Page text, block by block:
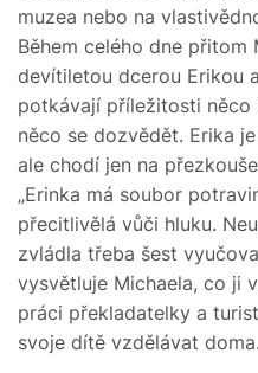
muzea nebo na
Během celého dne přitom
devítiletou dcerou Erikou
potkávají příležitosti
něco se dozvědět. Erika
ale chodí jen na
„Erinka má soubor
přecitlivělá vůči hluku.
zvládla třeba šest
vysvětluje Michaela, co ji
práci překladatelky a
svoje dítě vzdělávat doma.